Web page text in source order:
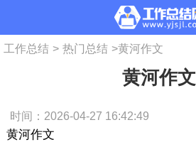
工作总结 > 热门总结 >黄河作文
黄河作文
时间：2026-04-27 16:42:49
黄河作文